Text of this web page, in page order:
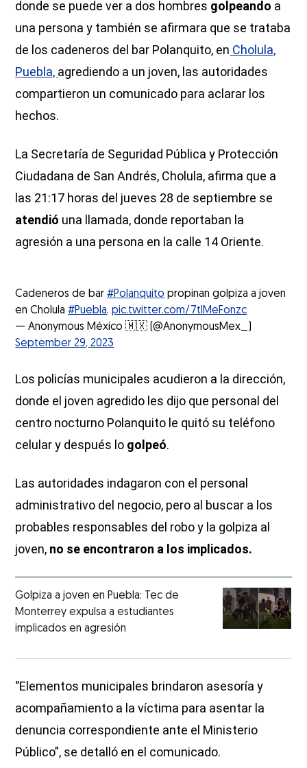
donde se puede ver a dos hombres golpeando a
una persona y también se afirmara que se trataba
de los cadeneros del bar Polanquito, en Cholula,
Puebla, agrediendo a un joven, las autoridades
compartieron un comunicado para aclarar los
hechos.
La Secretaría de Seguridad Pública y Protección
Ciudadana de San Andrés, Cholula, afirma que a
las 21:17 horas del jueves 28 de septiembre se
atendió una llamada, donde reportaban la
agresión a una persona en la calle 14 Oriente.
Cadeneros de bar#Polanquito propinan golpiza a joven
en Cholula#Puebla.pic.twitter.com/7tIMeFonzc
— Anonymous México 🇲🇽 (@AnonymousMex_)
September 29, 2023
Los policías municipales acudieron a la dirección,
donde el joven agredido les dijo que personal del
centro nocturno Polanquito le quitó su teléfono
celular y después lo golpeó.
Las autoridades indagaron con el personal
administrativo del negocio, pero al buscar a los
probables responsables del robo y la golpiza al
joven, no se encontraron a los implicados.
Golpiza a joven en Puebla: Tec de
Monterrey expulsa a estudiantes
implicados en agresión
‘’Elementos municipales brindaron asesoría y
acompañamiento a la víctima para asentar la
denuncia correspondiente ante el Ministerio
Público’', se detalló en el comunicado.